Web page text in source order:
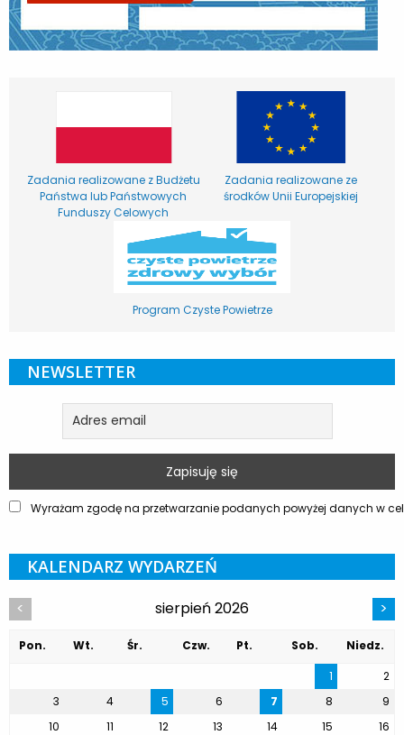
Zadania realizowane z Budżetu
Państwa lub Państwowych
Funduszy Celowych
Zadania realizowane ze
środków Unii Europejskiej
Program Czyste Powietrze
NEWSLETTER
Wyrażam zgodę na przetwarzanie podanych powyżej danych w
KALENDARZ WYDARZEŃ
< sierpień 2026 >
Pon. Wt. Śr. Czw. Pt. Sob.
Niedz.
1
2
3
4 5 6 7 8
9
10
11 12 13 14 15
16